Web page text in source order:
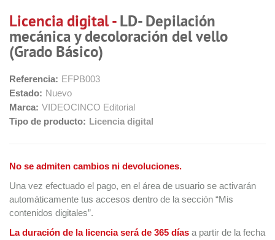
Licencia digital -LD- Depilación
mecánica y decoloración del vello
(Grado Básico)
Referencia: EFPB003
Estado: Nuevo
Marca: VIDEOCINCO Editorial
Tipo de producto: Licencia digital
No se admiten cambios ni devoluciones.
Una vez efectuado el pago, en el área de usuario se activarán
automáticamente tus accesos dentro de la sección “Mis
contenidos digitales”.
La duración de la licencia será de 365 días a partir de la fecha